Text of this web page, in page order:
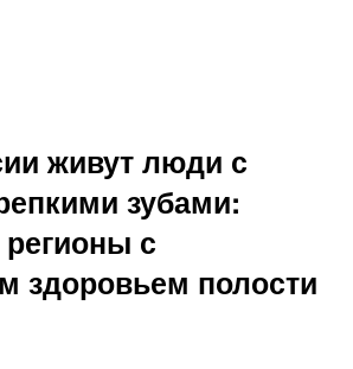
живут люди с
зубами:
с
здоровьем полости